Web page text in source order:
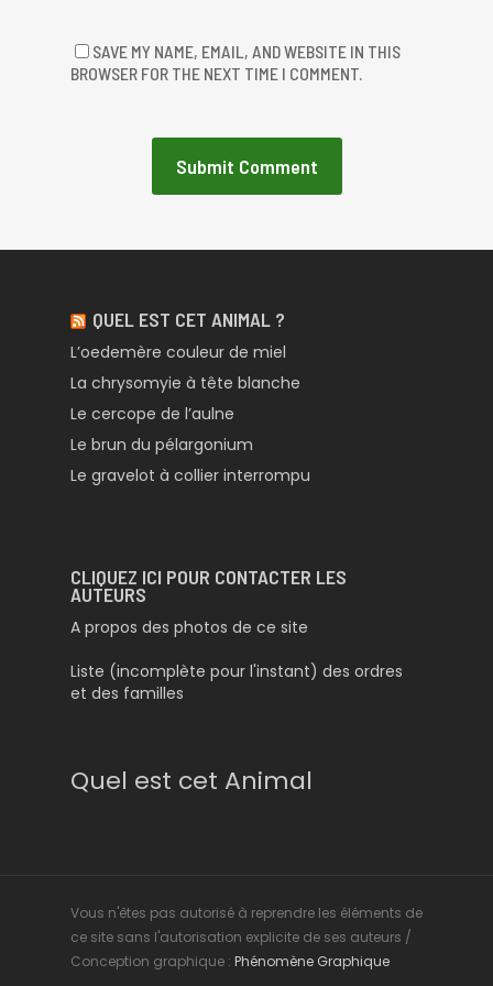
SAVE MY NAME, EMAIL, AND WEBSITE IN THIS
BROWSER FOR THE NEXT TIME I COMMENT.
QUEL EST CET ANIMAL ?
L’oedemère couleur de miel
La chrysomyie à tête blanche
Le cercope de l’aulne
Le brun du pélargonium
Le gravelot à collier interrompu
CLIQUEZ ICI POUR CONTACTER LES
AUTEURS
A propos des photos de ce site
Liste (incomplète pour l'instant) des ordres
et des familles
Quel est cet Animal
Vous n'êtes pas autorisé à reprendre les éléments de
ce site sans l'autorisation explicite de ses auteurs /
Conception graphique : Phénomène Graphique